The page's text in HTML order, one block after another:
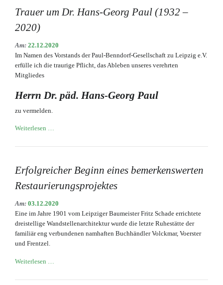
des
h.c.
mult.
Karl
seiner
Trauer um Dr. Hans-Georg Paul (1932 –
2020)
Am: 22.12.2020
Im Namen des Vorstands der Paul-Benndorf-Gesellschaft zu Leipzig e.V.
erfülle ich die traurige Pflicht, das Ableben unseres verehrten
Mitgliedes
Herrn Dr. päd. Hans-Georg Paul
zu vermelden.
Weiterlesen …
Dr.
Georg
(1932
2020)
Erfolgreicher Beginn eines bemerkenswerten
Restaurierungsprojektes
Am: 03.12.2020
Eine im Jahre 1901 vom Leipziger Baumeister Fritz Schade errichtete
dreistellige Wandstellenarchitektur wurde die letzte Ruhestätte der
familiär eng verbundenen namhaften Buchhändler Volckmar, Voerster
und Frentzel.
Weiterlesen …
eines